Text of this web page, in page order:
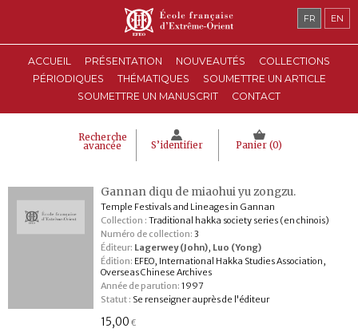
ACCUEIL PRÉSENTATION NOUVEAUTÉS
COLLECTIONS
PÉRIODIQUES
THÉMATIQUES
SOUMETTRE UN ARTICLE
SOUMETTRE UN MANUSCRIT
CONTACT
Recherche
avancée S’identifier Panier (0)
FR EN
Gannan diqu de miaohui yu zongzu.
Temple Festivals and Lineages in Gannan
Collection : Traditional hakka society series (en chinois)
Numéro de collection: 3
Éditeur: Lagerwey (John), Luo (Yong)
Édition: EFEO, International Hakka Studies Association,
Overseas Chinese Archives
Année de parution: 1997
Statut : Se renseigner auprès de l'éditeur
15,00 €